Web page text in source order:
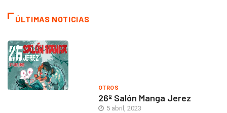
ÚLTIMAS NOTICIAS
OTROS
26º Salón Manga Jerez
5 abril, 2023